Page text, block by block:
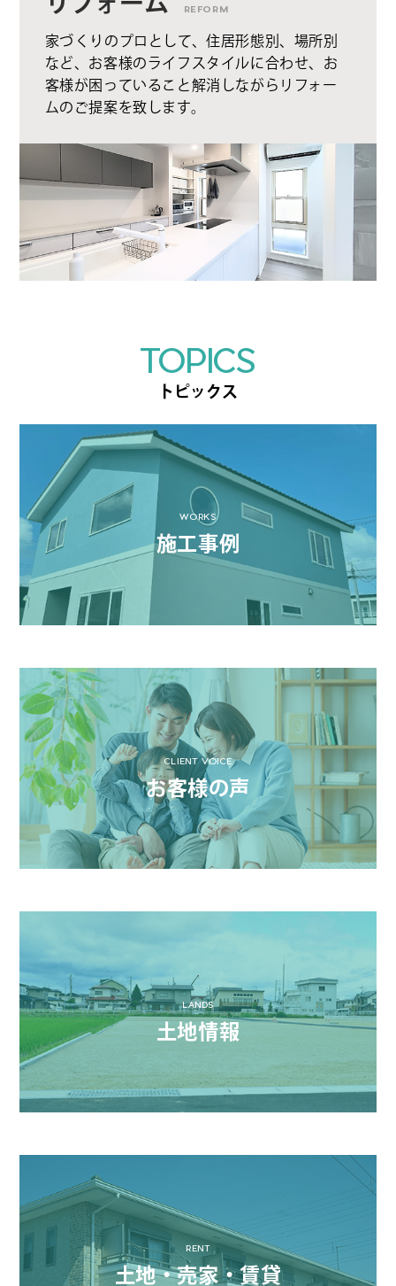
REFORM
家づくりのプロとして、住居形態別、場所別
など、お客様のライフスタイルに合わせ、お
客様が困っていること解消しながらリフォー
ムのご提案を致します。
TOPICS
トピックス
WORKS
施工事例
CLIENT VOICE
お客様の声
LANDS
土地情報
RENT
土地・売家・賃貸